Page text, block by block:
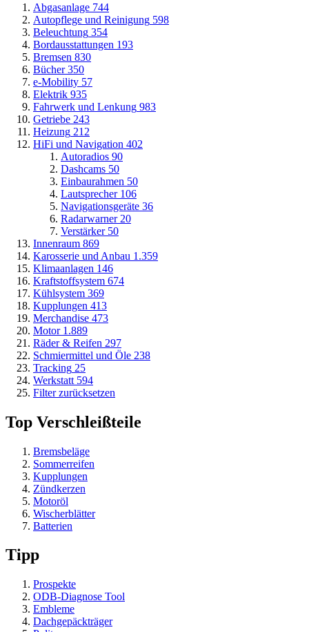
Abgasanlage 744
Autopflege und Reinigung 598
Beleuchtung 354
Bordausstattungen 193
Bremsen 830
Bücher 350
e-Mobility 57
Elektrik 935
Fahrwerk und Lenkung 983
Getriebe 243
Heizung 212
HiFi und Navigation 402
Autoradios 90
Dashcams 50
Einbaurahmen 50
Lautsprecher 106
Navigationsgeräte 36
Radarwarner 20
Verstärker 50
Innenraum 869
Karosserie und Anbau 1.359
Klimaanlagen 146
Kraftstoffsystem 674
Kühlsystem 369
Kupplungen 413
Merchandise 473
Motor 1.889
Räder & Reifen 297
Schmiermittel und Öle 238
Tracking 25
Werkstatt 594
Filter zurücksetzen
Top Verschleißteile
Bremsbeläge
Sommerreifen
Kupplungen
Zündkerzen
Motoröl
Wischerblätter
Batterien
Tipp
Prospekte
ODB-Diagnose Tool
Embleme
Dachgepäckträger